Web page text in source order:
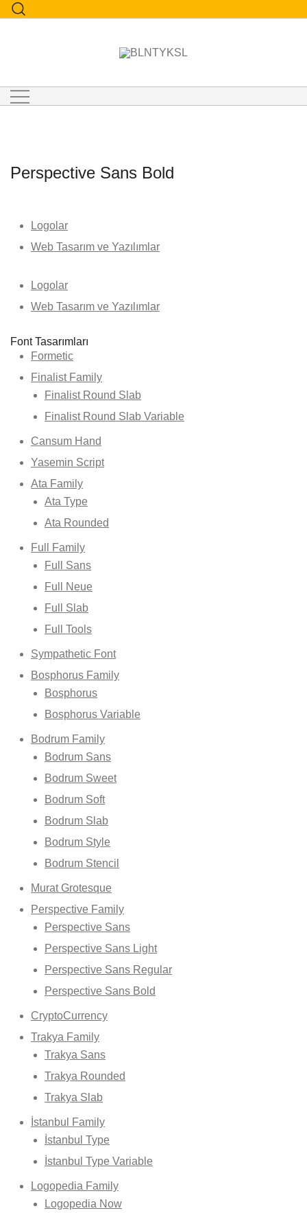
Perspective Sans Bold
Logolar
Web Tasarım ve Yazılımlar
Logolar
Web Tasarım ve Yazılımlar
Font Tasarımları
Formetic
Finalist Family
Finalist Round Slab
Finalist Round Slab Variable
Cansum Hand
Yasemin Script
Ata Family
Ata Type
Ata Rounded
Full Family
Full Sans
Full Neue
Full Slab
Full Tools
Sympathetic Font
Bosphorus Family
Bosphorus
Bosphorus Variable
Bodrum Family
Bodrum Sans
Bodrum Sweet
Bodrum Soft
Bodrum Slab
Bodrum Style
Bodrum Stencil
Murat Grotesque
Perspective Family
Perspective Sans
Perspective Sans Light
Perspective Sans Regular
Perspective Sans Bold
CryptoCurrency
Trakya Family
Trakya Sans
Trakya Rounded
Trakya Slab
İstanbul Family
İstanbul Type
İstanbul Type Variable
Logopedia Family
Logopedia Now